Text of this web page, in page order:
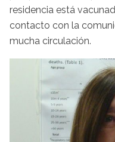
residencia está
contacto con la
mucha circulación.